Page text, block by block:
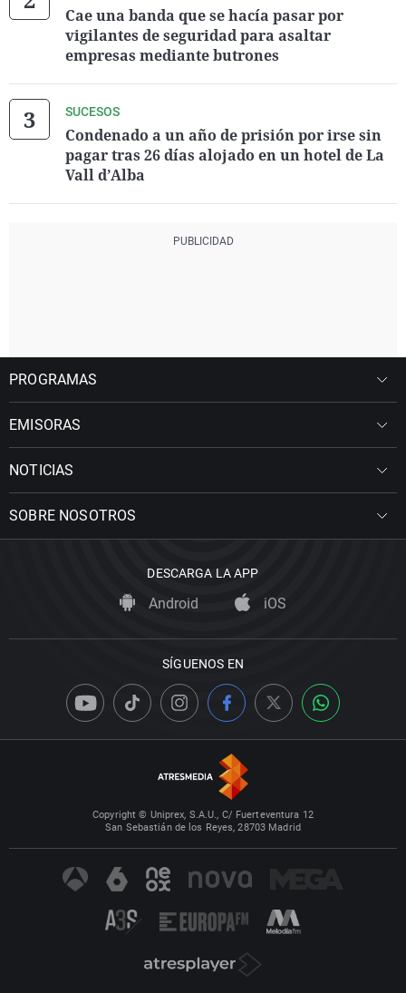
Cae una banda que se hacía pasar por
vigilantes de seguridad para asaltar
empresas mediante butrones
SUCESOS
Condenado a un año de prisión por irse sin
pagar tras 26 días alojado en un hotel de La
Vall d’Alba
PROGRAMAS
EMISORAS
NOTICIAS
SOBRE NOSOTROS
DESCARGA LA APP
Android iOS
SÍGUENOS EN
Copyright © Uniprex, S.A.U., C/ Fuerteventura 12
San Sebastián de los Reyes, 28703 Madrid